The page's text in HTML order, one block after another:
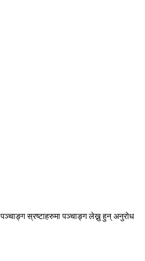
स्रष्टाहरुमा पञ्चाङ्ग लेख्नु हुन् अनुरोध